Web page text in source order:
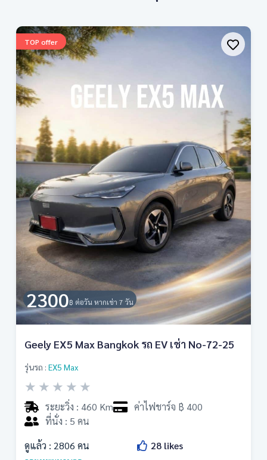
2300฿ ต่อวัน หากเช่า 7 วัน
TOP offer
Geely EX5 Max Bangkok รถ EV เช่า No-72-25
รุ่นรถ : EX5 Max
★ ★ ★ ★ ★
ระยะวิ่ง : 460 Km
ค่าไฟชาร์จ ฿ 400
ที่นั่ง : 5 คน
ดูแล้ว : 2806 คน 28 likes